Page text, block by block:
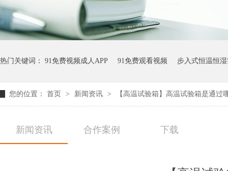
热门关键词： 91免费视频成人APP 91免费观看视频 步入式恒温恒
您的位置： 首页 > 新闻资讯 > 【高温试验箱】高温试验箱是通过
新闻资讯 合作案例 下载